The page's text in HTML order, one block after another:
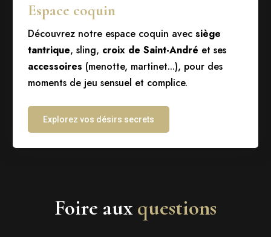
Espace coquin
Découvrez notre espace coquin avec siège
tantrique, sling, croix de Saint-André et ses
accessoires (menotte, martinet...), pour des
moments de jeu sensuel et complice.
Explorez vos désirs secrets
Foire aux questions